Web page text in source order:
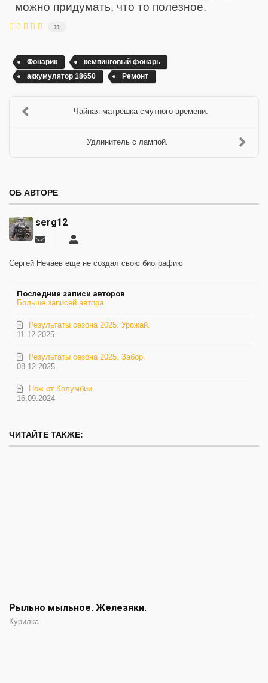
можно придумать, что то полезное.
11
Фонарик
кемпинговый фонарь
аккумулятор 18650
Ремонт
Чайная матрёшка смутного времени.
Удлинитель с лампой.
ОБ АВТОРЕ
serg12
Подписаться
обновление
Сергей Нечаев еще не создал свою биографию
Последние записи авторов
Больше записей автора
11.12.2025
Результаты сезона 2025. Урожай.
08.12.2025
Результаты сезона 2025. Забор.
16.09.2024
Нож от Колумбии.
ЧИТАЙТЕ ТАКЖЕ:
Рыльно мыльное. Железяки.
Курилка